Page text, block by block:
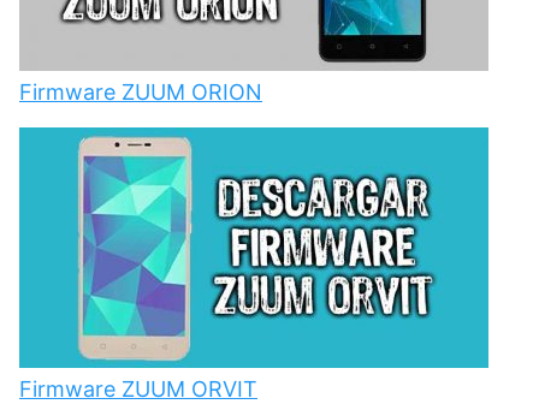
Firmware ZUUM ORION
Firmware ZUUM ORVIT